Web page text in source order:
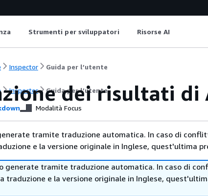
Strumenti per sviluppatori Risorse AI
Inspector Guida per l’utente
Inspector Guida per l’utente
dei risultati di
Modalità Focus
tramite traduzione automatica. In caso di
e la versione originale in Inglese, quest'ultima
generate tramite traduzione automatica. In caso di
traduzione e la versione originale in Inglese,